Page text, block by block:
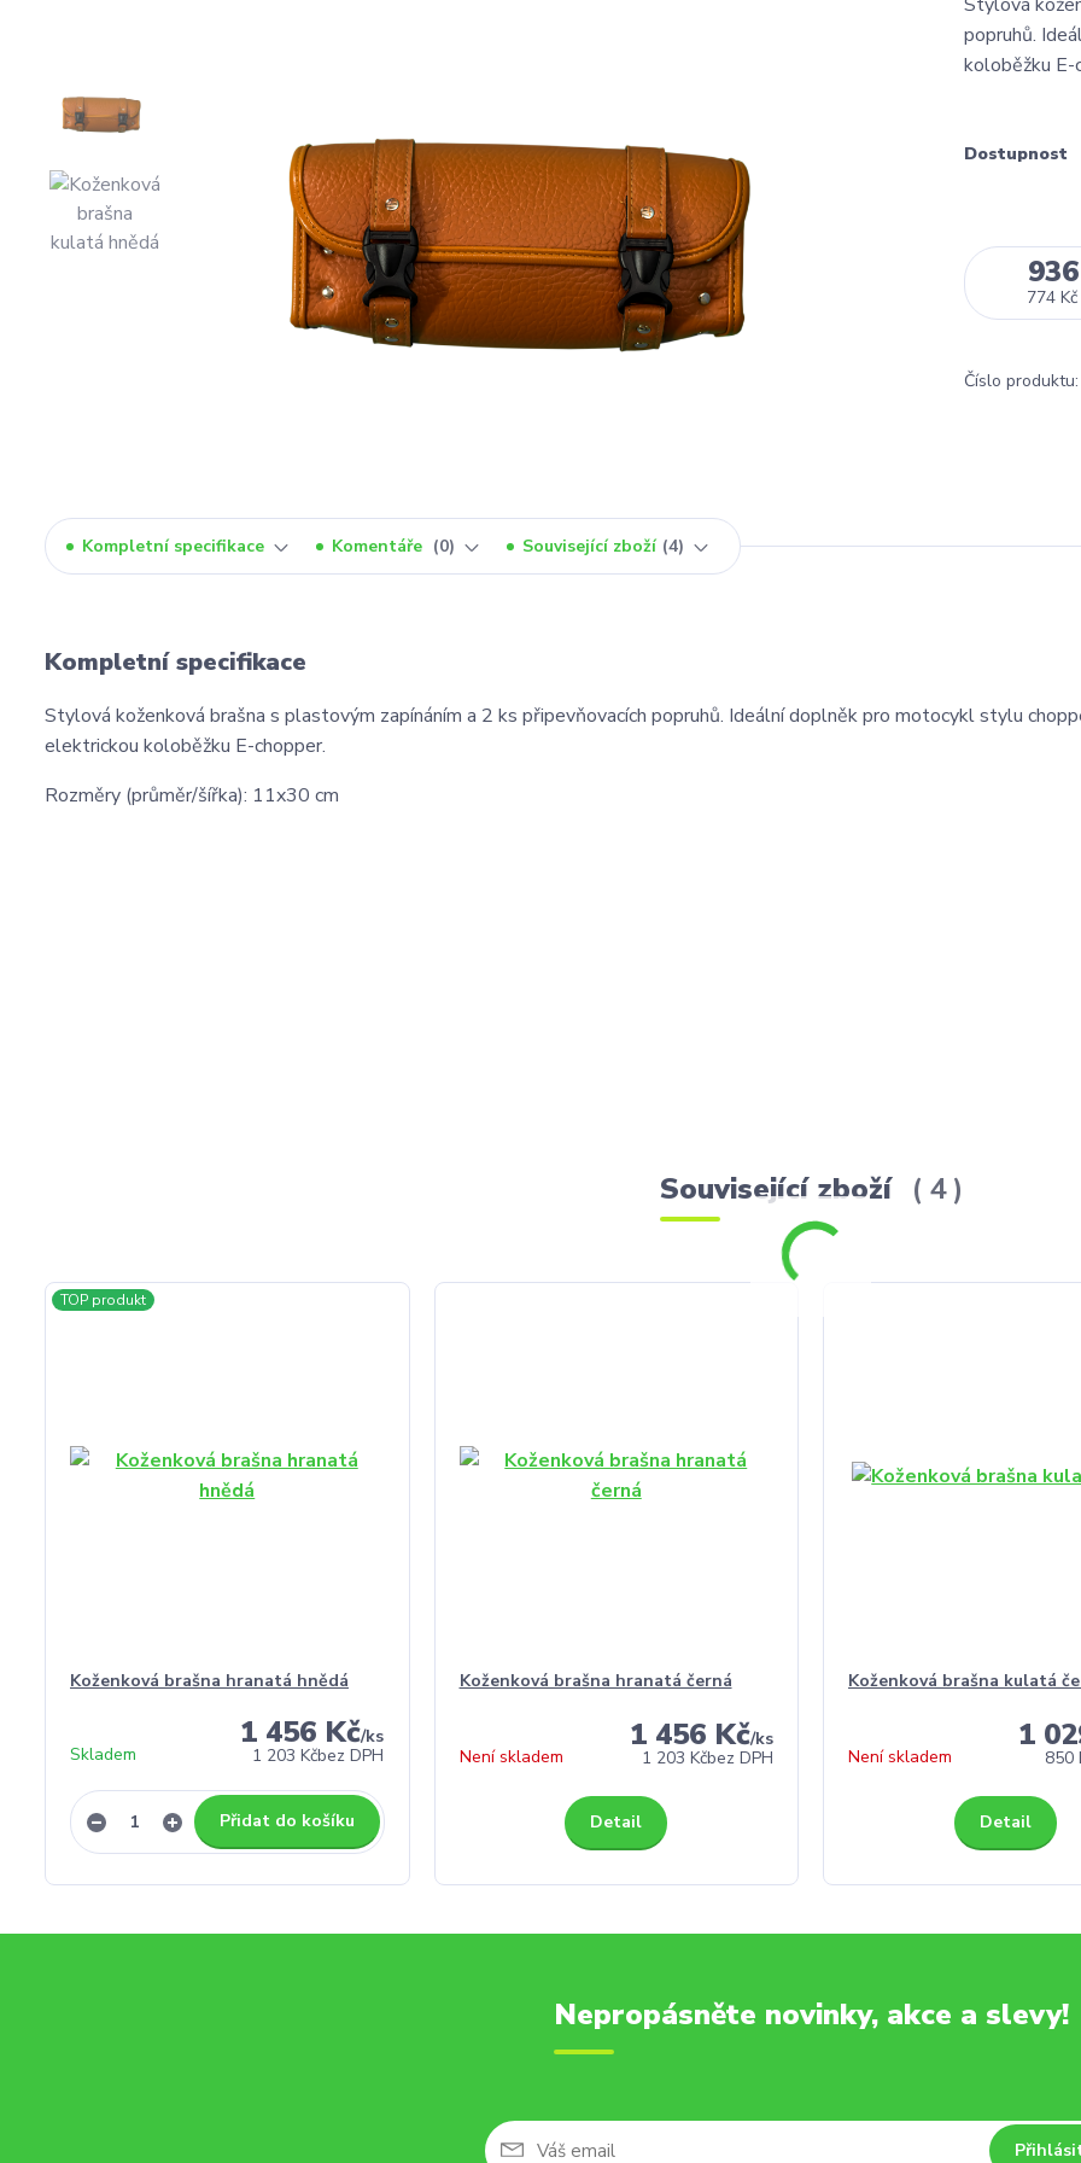
popruhů.
koloběžku
Dostupnost
774 Kč
Číslo produktu:
Kompletní specifikace Komentáře 0 Související zboží 4
Kompletní specifikace
Stylová koženková brašna s plastovým zapínáním a 2 ks připevňovacích popruhů. Ideální doplněk pro motocykl stylu
elektrickou koloběžku E-chopper.
Rozměry (průměr/šířka): 11x30 cm
Související zboží 4
TOP produkt
Koženková brašna hranatá hnědá
1 456 Kč/ks
1 203 Kčbez DPH
Skladem
Přidat do košíku
Koženková brašna hranatá černá
1 456 Kč/ks
1 203 Kčbez DPH
Není skladem
Detail
Koženková brašna kulatá
1
850
Není skladem
Detail
Nepropásněte novinky, akce a slevy!